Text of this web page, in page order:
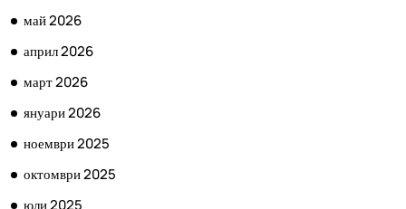
май 2026
април 2026
март 2026
януари 2026
ноември 2025
октомври 2025
юли 2025